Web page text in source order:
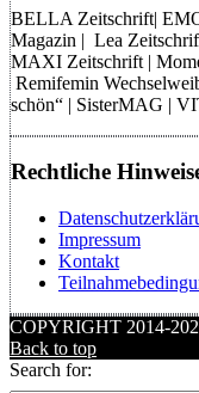
BELLA Zeitschrift|
Magazin | Lea
MAXI Zeitschrift |
Remifemin
schön“ | SisterMAG |
Rechtliche
Impressum
Kontakt
COPYRIGHT 2014-
Back to top
Search for: